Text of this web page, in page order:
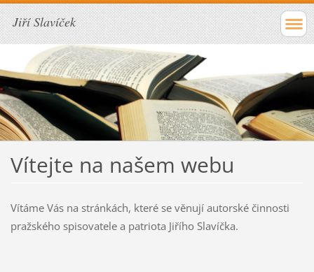
Jiří Slavíček
Vítejte na našem webu
Vítáme Vás na stránkách, které se věnují autorské činnosti
pražského spisovatele a patriota Jiřího Slavíčka.